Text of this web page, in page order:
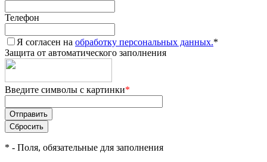
Телефон
Я согласен на обработку персональных данных.*
Защита от автоматического заполнения
Введите символы с картинки*
* - Поля, обязательные для заполнения